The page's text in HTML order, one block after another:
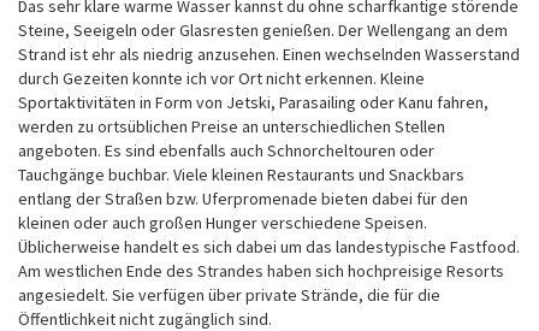
Das sehr klare warme Wasser kannst du ohne scharfkantige störende
Steine, Seeigeln oder Glasresten genießen. Der Wellengang an dem
Strand ist ehr als niedrig anzusehen. Einen wechselnden Wasserstand
durch Gezeiten konnte ich vor Ort nicht erkennen. Kleine
Sportaktivitäten in Form von Jetski, Parasailing oder Kanu fahren,
werden zu ortsüblichen Preise an unterschiedlichen Stellen
angeboten. Es sind ebenfalls auch Schnorcheltouren oder
Tauchgänge buchbar. Viele kleinen Restaurants und Snackbars
entlang der Straßen bzw. Uferpromenade bieten dabei für den
kleinen oder auch großen Hunger verschiedene Speisen.
Üblicherweise handelt es sich dabei um das landestypische Fastfood.
Am westlichen Ende des Strandes haben sich hochpreisige Resorts
angesiedelt. Sie verfügen über private Strände, die für die
Öffentlichkeit nicht zugänglich sind.